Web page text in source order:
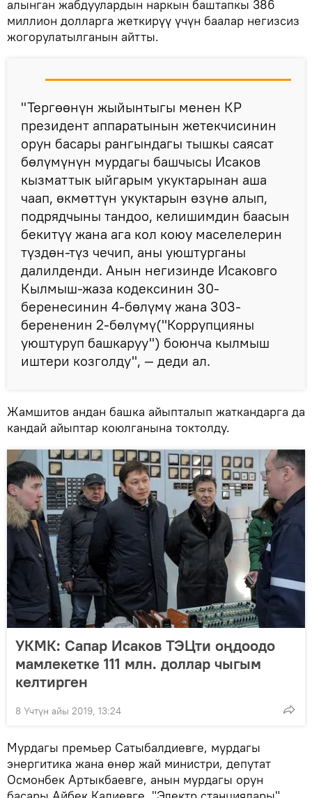
алынган жабдуулардын наркын баштапкы 386
миллион долларга жеткирүү үчүн баалар негизсиз
жогорулатылганын айтты.
"Тергөөнүн жыйынтыгы менен КР
президент аппаратынын жетекчисинин
орун басары рангындагы тышкы саясат
бөлүмүнүн мурдагы башчысы Исаков
кызматтык ыйгарым укуктарынан аша
чаап, өкмөттүн укуктарын өзүнө алып,
подрядчыны тандоо, келишимдин баасын
бекитүү жана ага кол коюу маселелерин
түздөн-түз чечип, аны уюштурганы
далилденди. Анын негизинде Исаковго
Кылмыш-жаза кодексинин 30-
беренесинин 4-бөлүмү жана 303-
берененин 2-бөлүмү("Коррупцияны
уюштуруп башкаруу") боюнча кылмыш
иштери козголду", — деди ал.
Жамшитов андан башка айыпталып жаткандарга да
кандай айыптар коюлганына токтолду.
УКМК: Сапар Исаков ТЭЦти оңдоодо
мамлекетке 111 млн. доллар чыгым
келтирген
8 Үчтүн айы 2019, 13:24
Мурдагы премьер Сатыбалдиевге, мурдагы
энергитика жана өнөр жай министри, депутат
Осмонбек Артыкбаевге, анын мурдагы орун